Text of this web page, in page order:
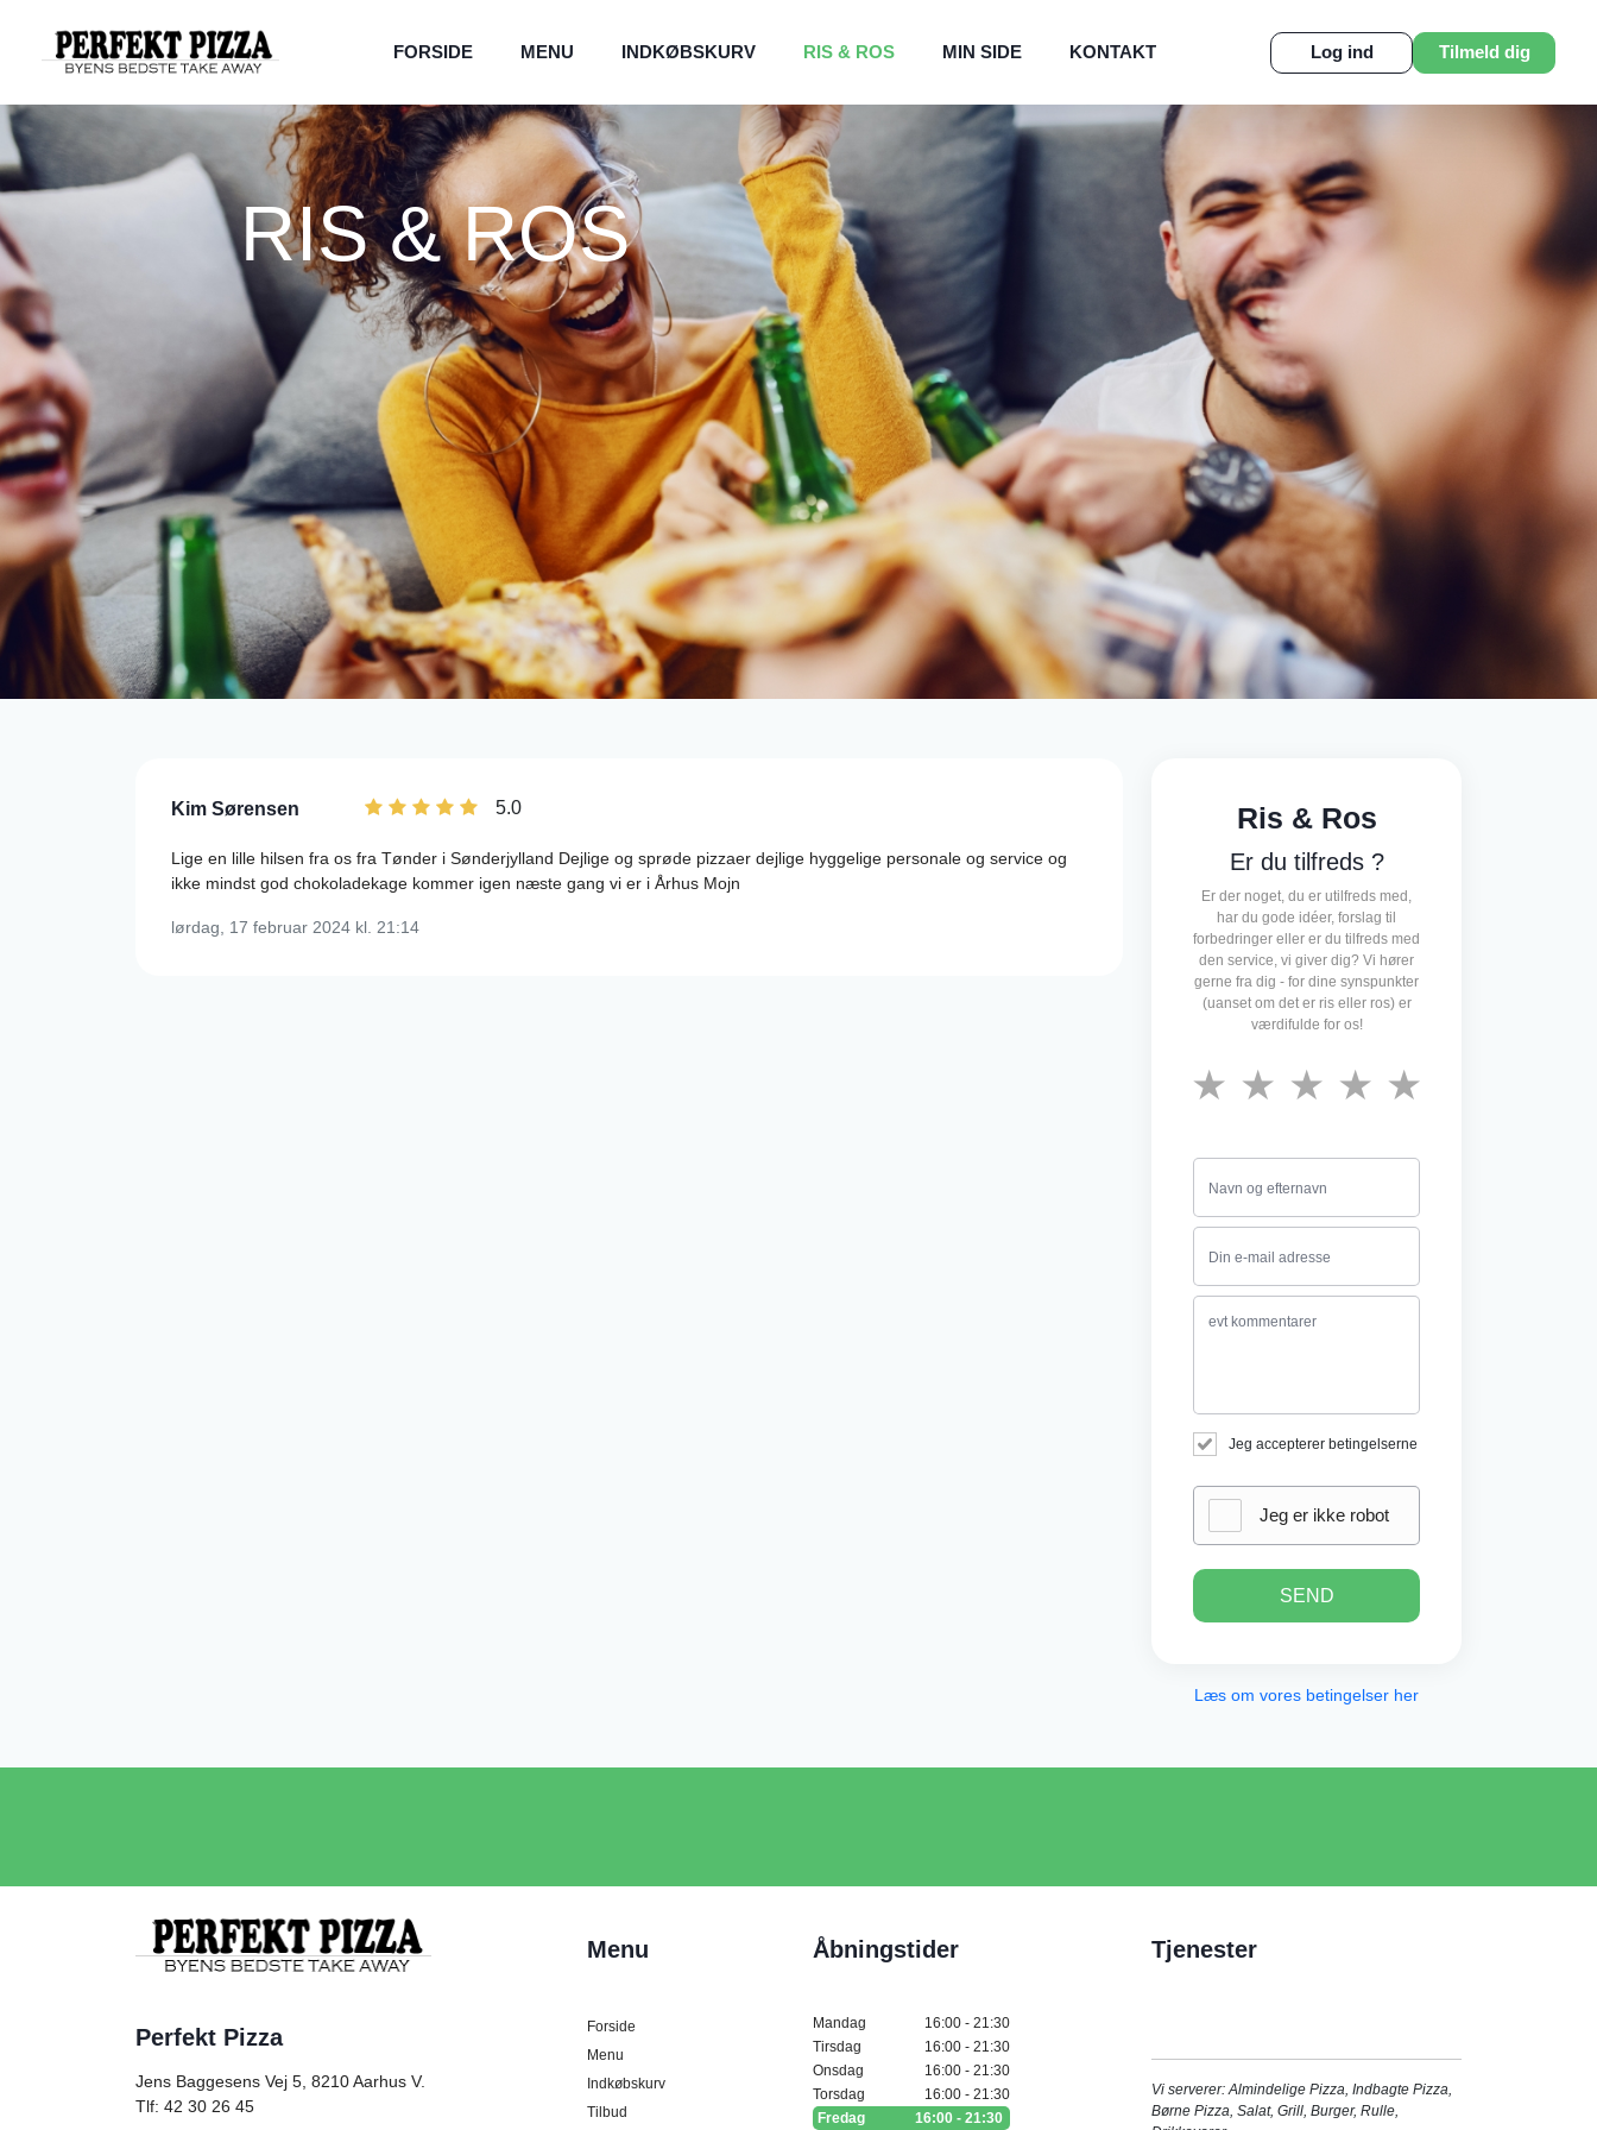
FORSIDE MENU INDKØBSKURV RIS & ROS MIN SIDE KONTAKT Log ind Tilmeld dig
RIS & ROS
Kim Sørensen 5.0
Lige en lille hilsen fra os fra Tønder i Sønderjylland Dejlige og sprøde pizzaer dejlige hyggelige personale og service og
ikke mindst god chokoladekage kommer igen næste gang vi er i Århus Mojn
lørdag, 17 februar 2024 kl. 21:14
Ris & Ros
Er du tilfreds ?
Er der noget, du er utilfreds med,
har du gode idéer, forslag til
forbedringer eller er du tilfreds med
den service, vi giver dig? Vi hører
gerne fra dig - for dine synspunkter
(uanset om det er ris eller ros) er
værdifulde for os!
★
★
★
★
★
Jeg accepterer betingelserne
Jeg er ikke robot
SEND
Læs om vores betingelser her
Perfekt Pizza
Jens Baggesens Vej 5, 8210Aarhus V.
Tlf: 42 30 26 45
Menu
Forside
Menu
Indkøbskurv
Tilbud
Åbningstider
Mandag
16:00 - 21:30
Tirsdag
16:00 - 21:30
Onsdag
16:00 - 21:30
Torsdag
16:00 - 21:30
Fredag
16:00 - 21:30
Tjenester
Vi serverer:Almindelige Pizza, Indbagte Pizza,
Børne Pizza, Salat, Grill, Burger, Rulle,